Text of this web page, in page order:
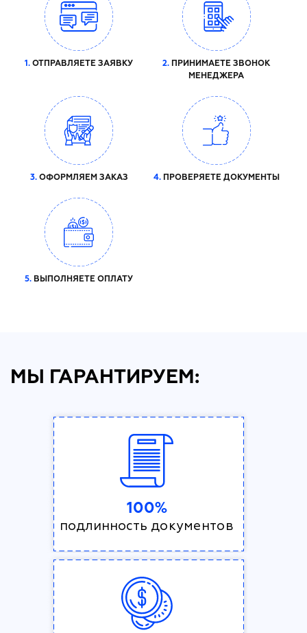
1. ОТПРАВЛЯЕТЕ ЗАЯВКУ 2. ПРИНИМАЕТЕ ЗВОНОК
МЕНЕДЖЕРА
3.ОФОРМЛЯЕМ ЗАКАЗ 4.ПРОВЕРЯЕТЕ ДОКУМЕНТЫ
5. ВЫПОЛНЯЕТЕ ОПЛАТУ
МЫ ГАРАНТИРУЕМ:
100%
подлинность документов